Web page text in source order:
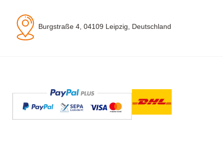
Burgstraße 4, 04109 Leipzig, Deutschland